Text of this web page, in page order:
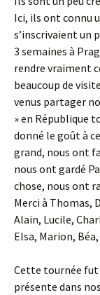
Ici, ils ont connu
s’inscrivaient un
3 semaines à
rendre vraiment
beaucoup de
venus partager
» en République
donné le goût à
grand, nous ont
nous ont gardé
chose, nous ont
Merci à Thomas,
Alain, Lucile,
Elsa, Marion,
Cette tournée fut
présente dans